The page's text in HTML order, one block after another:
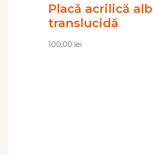
Placă acrilică
translucidă
100,00 lei